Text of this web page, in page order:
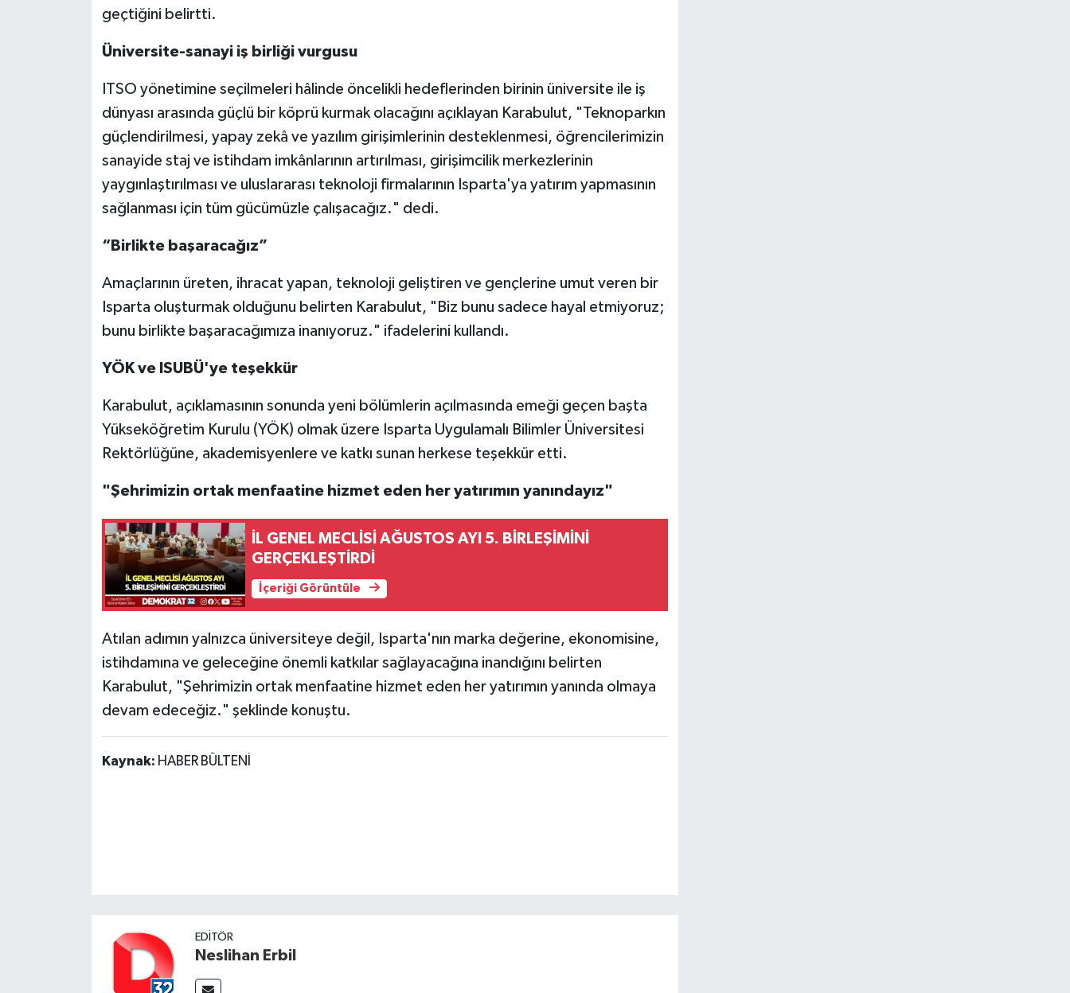
geçtiğini belirtti.
Üniversite-sanayi iş birliği vurgusu
ITSO yönetimine seçilmeleri hâlinde öncelikli hedeflerinden birinin üniversite ile iş
dünyası arasında güçlü bir köprü kurmak olacağını açıklayan Karabulut, "Teknoparkın
güçlendirilmesi, yapay zekâ ve yazılım girişimlerinin desteklenmesi, öğrencilerimizin
sanayide staj ve istihdam imkânlarının artırılması, girişimcilik merkezlerinin
yaygınlaştırılması ve uluslararası teknoloji firmalarının Isparta'ya yatırım yapmasının
sağlanması için tüm gücümüzle çalışacağız." dedi.
“Birlikte başaracağız”
Amaçlarının üreten, ihracat yapan, teknoloji geliştiren ve gençlerine umut veren bir
Isparta oluşturmak olduğunu belirten Karabulut, "Biz bunu sadece hayal etmiyoruz;
bunu birlikte başaracağımıza inanıyoruz." ifadelerini kullandı.
YÖK ve ISUBÜ'ye teşekkür
Karabulut, açıklamasının sonunda yeni bölümlerin açılmasında emeği geçen başta
Yükseköğretim Kurulu (YÖK) olmak üzere Isparta Uygulamalı Bilimler Üniversitesi
Rektörlüğüne, akademisyenlere ve katkı sunan herkese teşekkür etti.
"Şehrimizin ortak menfaatine hizmet eden her yatırımın yanındayız"
İL GENEL MECLİSİ AĞUSTOS AYI 5. BİRLEŞİMİNİ
GERÇEKLEŞTİRDİ
İçeriği Görüntüle
Atılan adımın yalnızca üniversiteye değil, Isparta'nın marka değerine, ekonomisine,
istihdamına ve geleceğine önemli katkılar sağlayacağına inandığını belirten
Karabulut, "Şehrimizin ortak menfaatine hizmet eden her yatırımın yanında olmaya
devam edeceğiz." şeklinde konuştu.
Kaynak: HABER BÜLTENİ
EDITÖR
Neslihan Erbil